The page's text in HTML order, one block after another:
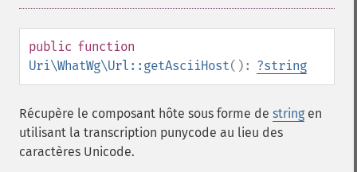
public function
Uri\WhatWg\Url::getAsciiHost(): ?string
Récupère le composant hôte sous forme de string en
utilisant la transcription punycode au lieu des
caractères Unicode.